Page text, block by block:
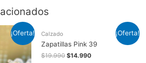
¡Oferta! ¡Oferta!
Calzado
Zapatillas Pink 39
$19.990 $14.990